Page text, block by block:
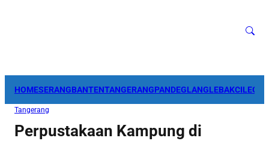
HOMESERANGBANTENTANGERANGPANDEGLANGLEBAK
Tangerang
Perpustakaan Kampung di